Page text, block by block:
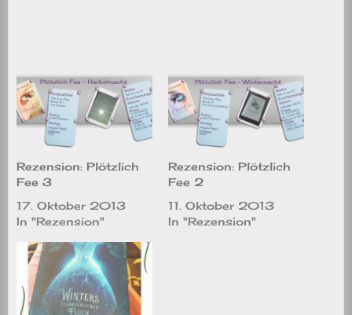
Rezension: Plötzlich
Fee 3
17. Oktober 2013
In "Rezension"
Rezension: Plötzlich
Fee 2
11. Oktober 2013
In "Rezension"